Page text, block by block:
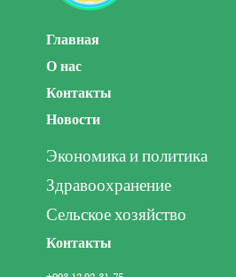
Главная
О нас
Контакты
Новости
Экономика и политика
Здравоохранение
Сельское хозяйство
Контакты